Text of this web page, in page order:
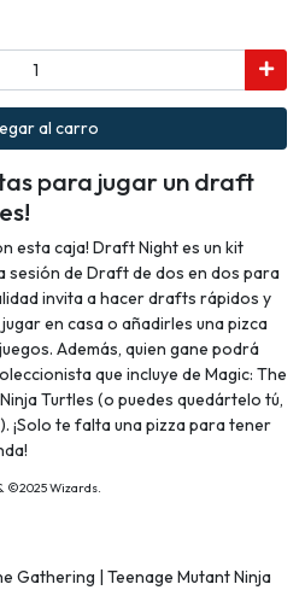
al carro
para jugar un draft
esta caja! Draft Night es un kit
sesión de Draft de dos en dos para
invita a hacer drafts rápidos y
en casa o añadirles una pizca
Además, quien gane podrá
que incluye de Magic: The
Turtles (o puedes quedártelo tú,
¡Solo te falta una pizza para tener
©2025 Wizards.
Gathering | Teenage Mutant Ninja